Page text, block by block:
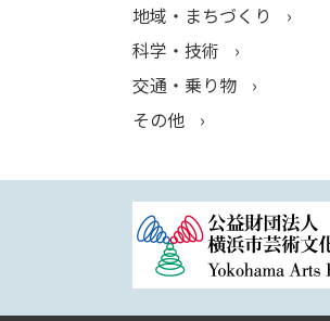
地域・まちづくり
科学・技術
交通・乗り物
その他